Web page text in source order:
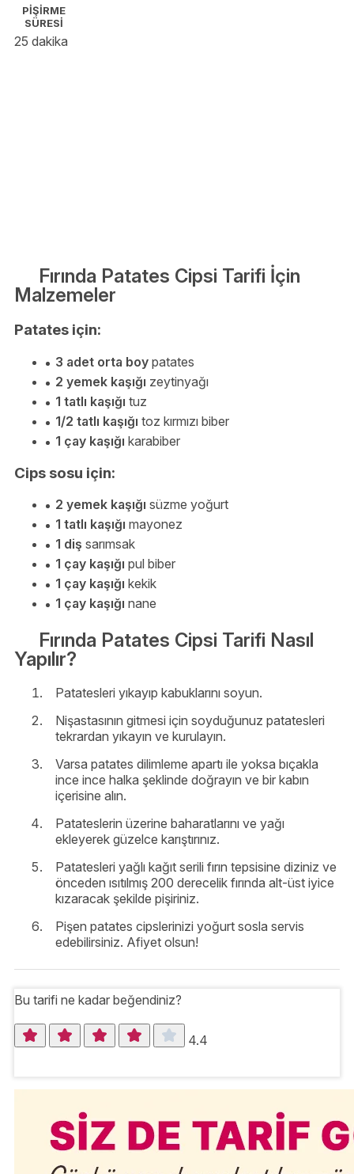
PİŞİRME
SÜRESİ
25 dakika
Fırında Patates Cipsi Tarifi İçin
Malzemeler
Patates için:
3 adet orta boy patates
2 yemek kaşığı zeytinyağı
1 tatlı kaşığı tuz
1/2 tatlı kaşığı toz kırmızı biber
1 çay kaşığı karabiber
Cips sosu için:
2 yemek kaşığı süzme yoğurt
1 tatlı kaşığı mayonez
1 diş sarımsak
1 çay kaşığı pul biber
1 çay kaşığı kekik
1 çay kaşığı nane
Fırında Patates Cipsi Tarifi Nasıl
Yapılır?
Patatesleri yıkayıp kabuklarını soyun.
Nişastasının gitmesi için soyduğunuz patatesleri
tekrardan yıkayın ve kurulayın.
Varsa patates dilimleme apartı ile yoksa bıçakla
ince ince halka şeklinde doğrayın ve bir kabın
içerisine alın.
Patateslerin üzerine baharatlarını ve yağı
ekleyerek güzelce karıştırınız.
Patatesleri yağlı kağıt serili fırın tepsisine diziniz ve
önceden ısıtılmış 200 derecelik fırında alt-üst iyice
kızaracak şekilde pişiriniz.
Pişen patates cipslerinizi yoğurt sosla servis
edebilirsiniz. Afiyet olsun!
Bu tarifi ne kadar beğendiniz?
4.4